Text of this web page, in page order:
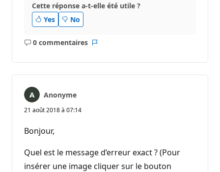
Cette réponse a-t-elle été utile ?
Yes
No
0 commentaires
Aucun
Anonyme
21 août 2018 à 07:14
Bonjour,
Quel est le message d’erreur exact ? (Pour
insérer une image cliquer sur le bouton